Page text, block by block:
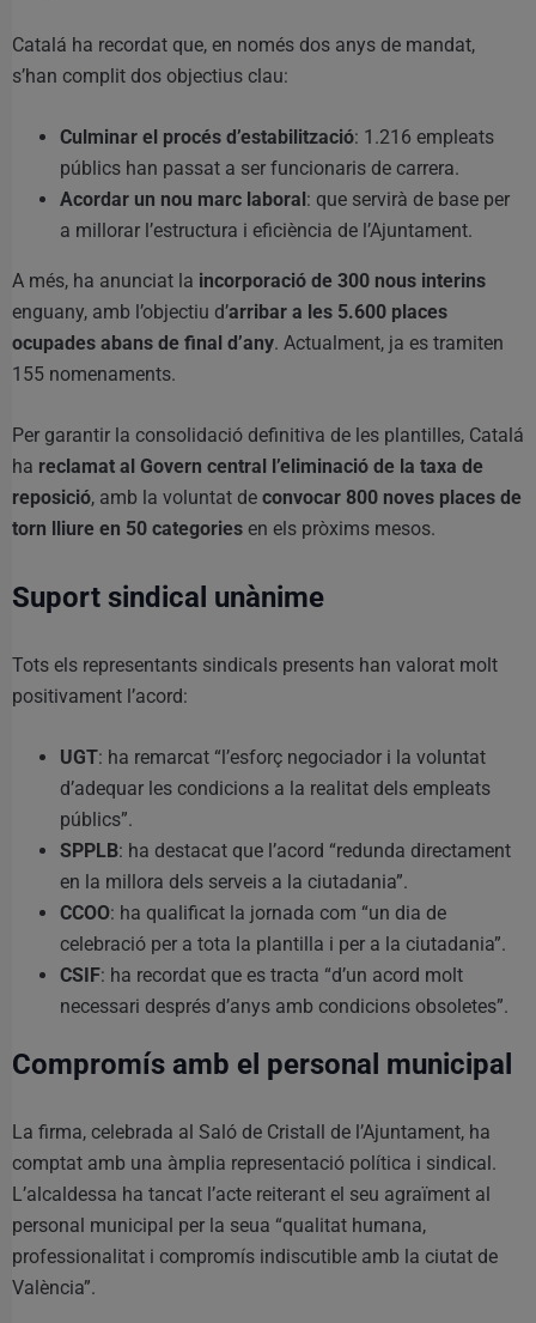
Catalá ha recordat que, en només dos anys de mandat,
s’han complit dos objectius clau:
Culminar el procés d’estabilització: 1.216 empleats
públics han passat a ser funcionaris de carrera.
Acordar un nou marc laboral : que servirà de base per
a millorar l’estructura i eficiència de l’Ajuntament.
A més, ha anunciat la incorporació de 300 nous interins
enguany, amb l’objectiu d’arribar a les 5.600 places
ocupades abans de final d’any. Actualment, ja es tramiten
155 nomenaments.
Per garantir la consolidació definitiva de les plantilles, Catalá
ha reclamat al Govern central l’eliminació de la taxa de
reposició, amb la voluntat de convocar 800 noves places de
torn lliure en 50 categories en els pròxims mesos.
Suport sindical unànime
Tots els representants sindicals presents han valorat molt
positivament l’acord:
UGT: ha remarcat “l’esforç negociador i la voluntat
d’adequar les condicions a la realitat dels empleats
públics”.
SPPLB: ha destacat que l’acord “redunda directament
en la millora dels serveis a la ciutadania”.
CCOO: ha qualificat la jornada com “un dia de
celebració per a tota la plantilla i per a la ciutadania”.
CSIF: ha recordat que es tracta “d’un acord molt
necessari després d’anys amb condicions obsoletes”.
Compromís amb el personal municipal
La firma, celebrada al Saló de Cristall de l’Ajuntament, ha
comptat amb una àmplia representació política i sindical.
L’alcaldessa ha tancat l’acte reiterant el seu agraïment al
personal municipal per la seua “qualitat humana,
professionalitat i compromís indiscutible amb la ciutat de
València”.